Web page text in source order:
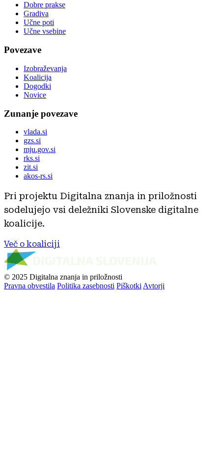
Dobre prakse
Gradiva
Učne poti
Učne vsebine
Povezave
Izobraževanja
Koalicija
Dogodki
Novice
Zunanje povezave
vlada.si
gzs.si
mju.gov.si
rks.si
zit.si
akos-rs.si
Pri projektu Digitalna znanja in priložnosti
sodelujejo vsi deležniki Slovenske digitalne
koalicije.
Več o koaliciji
© 2025 Digitalna znanja in priložnosti
Pravna obvestila Politika zasebnosti Piškotki Avtorji